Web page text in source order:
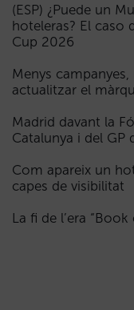
(ESP) ¿Puede un
hoteleras? El caso
Cup 2026
Menys
actualitzar el
Madrid davant la
Catalunya i del GP
Com apareix un
capes de visibilitat
La fi de l’era